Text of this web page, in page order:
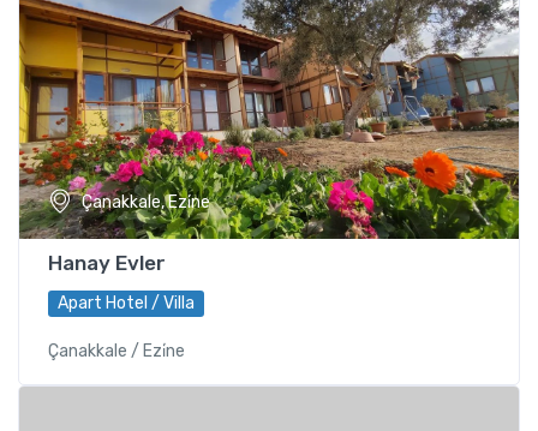
Çanakkale, Ezi̇ne
Hanay Evler
Apart Hotel / Villa
Çanakkale / Ezi̇ne